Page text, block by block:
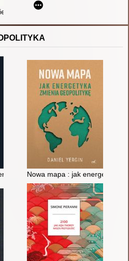
chcę żyć?
strategie w czasie wojen
Nowa mapa : jak energetyka